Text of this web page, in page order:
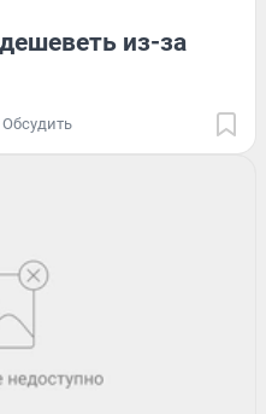
из-за
Обсудить